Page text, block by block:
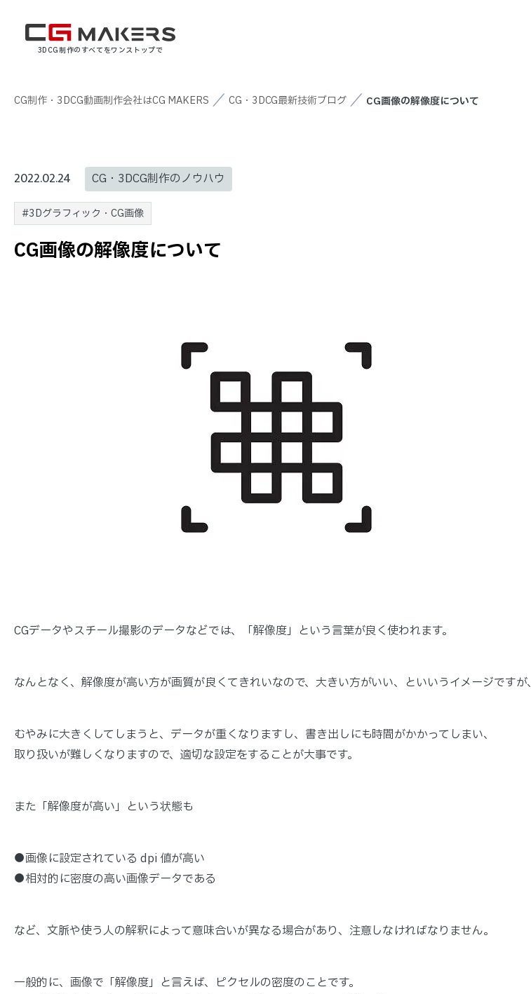
3DCG制作のすべてをワンストップで
CG制作・3DCG動画制作会社はCG MAKERS CG・3DCG最新技術ブログ CG画像の解像度について
2022.02.24 CG・3DCG制作のノウハウ
#3Dグラフィック・CG画像
CG画像の解像度について
CGデータやスチール撮影のデータなどでは、「解像度」という言葉が良く使われます。
なんとなく、解像度が高い方が画質が良くてきれいなので、大きい方がいい、といいうイメージですが、
むやみに大きくしてしまうと、データが重くなりますし、書き出しにも時間がかかってしまい、
取り扱いが難しくなりますので、適切な設定をすることが大事です。
また「解像度が高い」という状態も
●画像に設定されている dpi 値が高い
●相対的に密度の高い画像データである
など、文脈や使う人の解釈によって意味合いが異なる場合があり、注意しなければなりません。
一般的に、画像で「解像度」と言えば、ピクセルの密度のことです。